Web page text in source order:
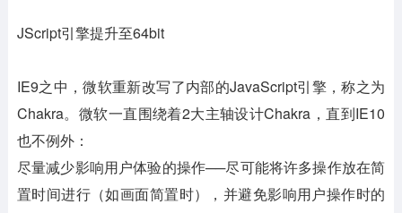
JScript引擎提升至64bit
IE9之中，微软重新改写了内部的JavaScript引擎，称之为
Chakra。微软一直围绕着2大主轴设计Chakra，直到IE10
也不例外：
尽量减少影响用户体验的操作──尽可能将许多操作放在简
置时间进行（如画面简置时），并避免影响用户操作时的